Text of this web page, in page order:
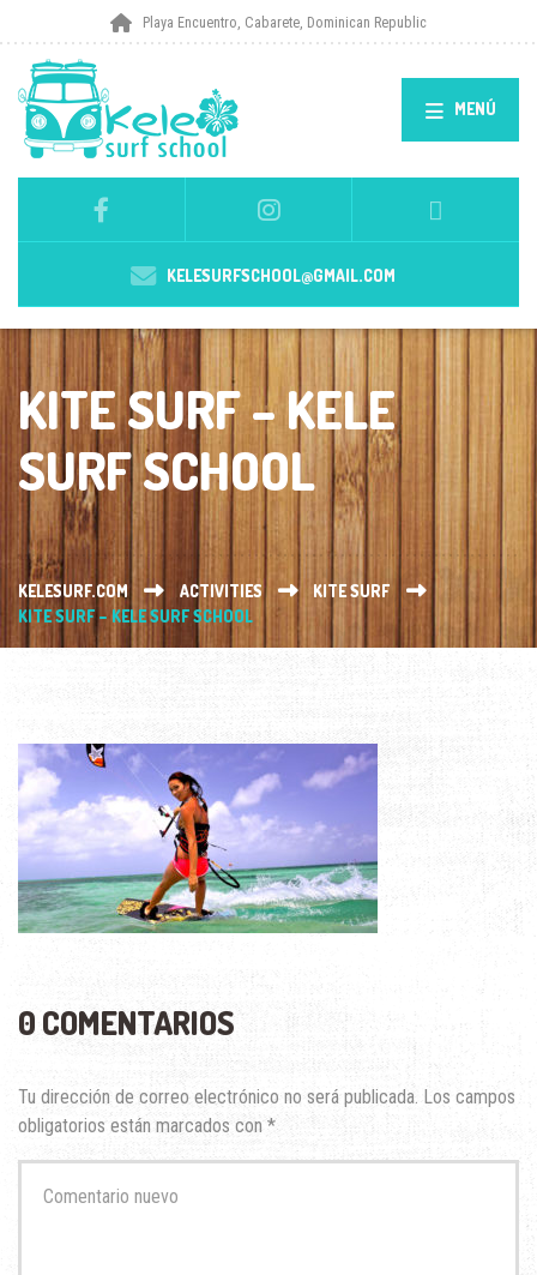
Playa Encuentro, Cabarete, Dominican Republic
MENÚ
KELESURFSCHOOL@GMAIL.COM
KITE SURF – KELE
SURF SCHOOL
KELESURF.COM ACTIVITIES
KITE SURF
KITE SURF – KELE SURF SCHOOL
0 COMENTARIOS
Tu dirección de correo electrónico no será publicada. Los campos
obligatorios están marcados con *
comentario*